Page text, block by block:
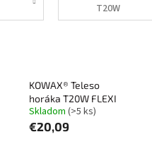
T20W
KOWAX® Teleso
horáka T20W FLEXI
Skladom (>5 ks)
€20,09